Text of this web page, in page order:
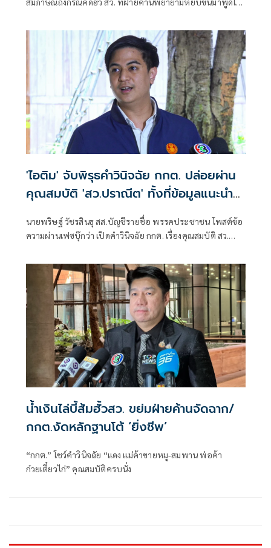
ไม่ได้กังวล เพราะทั้งหมดอยู่ในขั้นตอนของ คณะกรรมการการ
'ไอติม' จับพิรุธคำวินิจฉัย กกต. ปล่อยผ่าน
คุณสมบัติ 'สว.ปราณีต' ทั้งที่ข้อมูลแนะนำ
นายพริษฐ์ วัชรสินธุ สส.บัญชีรายชื่อ พรรคประชาชน โพสต์ข้อ
ความผ่านเฟซบุ๊กว่า เปิดคำวินิจฉัย กกต. เรื่องคุณสมบัติ สว.
คลาดเคลื่อนในใบแนะนำตัว (สว. 3) แต่ กกต. ไม่ติดใจ
น้ำเงินไล่บี้ส้มฮั้วสว. ขย่มฝ่ายค้านจัดฉาก/
กกต.งัดหลักฐานโต้ ‘ยิ่งชีพ’
“กกต.” โชว์คำวินิจฉัย “แดง แม่ค้าขายหมู-สมพาน พ่อค้า
ก๋วยเตี๋ยวไก่” คุณสมบัติครบนั่ง